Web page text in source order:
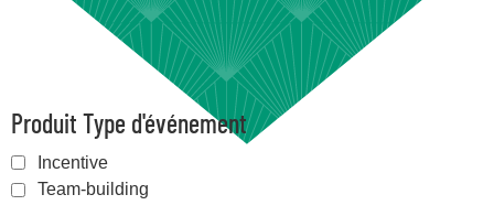
Produit Type d'événement
Incentive
Team-building